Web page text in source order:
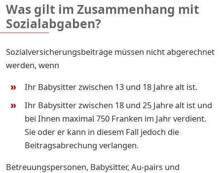
Was gilt im Zusammenhang mit
Sozialabgaben?
Sozialversicherungsbeiträge müssen nicht abgerechnet
werden, wenn
Ihr Babysitter zwischen 13 und 18 Jahre alt ist.
Ihr Babysitter zwischen 18 und 25 Jahre alt ist und
bei Ihnen maximal 750 Franken im Jahr verdient.
Sie oder er kann in diesem Fall jedoch die
Beitragsabrechung verlangen.
Betreuungspersonen, Babysitter, Au-pairs und